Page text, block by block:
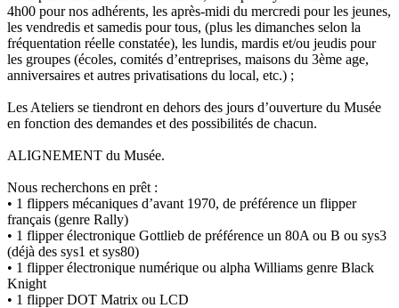
4h00 pour nos adhérents, les après-midi du mercredi pour les jeunes,
les vendredis et samedis pour tous, (plus les dimanches selon la
fréquentation réelle constatée), les lundis, mardis et/ou jeudis pour
les groupes (écoles, comités d’entreprises, maisons du 3ème age,
anniversaires et autres privatisations du local, etc.) ;
Les Ateliers se tiendront en dehors des jours d’ouverture du Musée
en fonction des demandes et des possibilités de chacun.
ALIGNEMENT du Musée.
Nous recherchons en prêt :
• 1 flippers mécaniques d’avant 1970, de préférence un flipper
français (genre Rally)
• 1 flipper électronique Gottlieb de préférence un 80A ou B ou sys3
(déjà des sys1 et sys80)
• 1 flipper électronique numérique ou alpha Williams genre Black
Knight
• 1 flipper DOT Matrix ou LCD